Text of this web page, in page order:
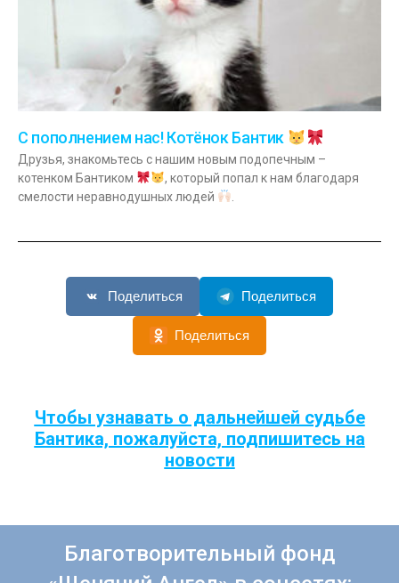
С пополнением нас! Котёнок Бантик
Друзья, знакомьтесь с нашим новым подопечным –
котенком Бантиком
, который попал к нам благодаря
смелости неравнодушных людей
Поделиться Поделиться
Поделиться
Чтобы узнавать о дальнейшей судьбе
Бантика, пожалуйста, подпишитесь на
новости
Благотворительный фонд